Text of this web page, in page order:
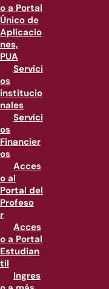
o a Portal
Único de
Aplicacio
nes,
PUA
Servici
os
institucio
nales
Servici
os
Financier
os
Acces
o al
Portal del
Profeso
r
Acces
o a Portal
Estudian
til
Ingres